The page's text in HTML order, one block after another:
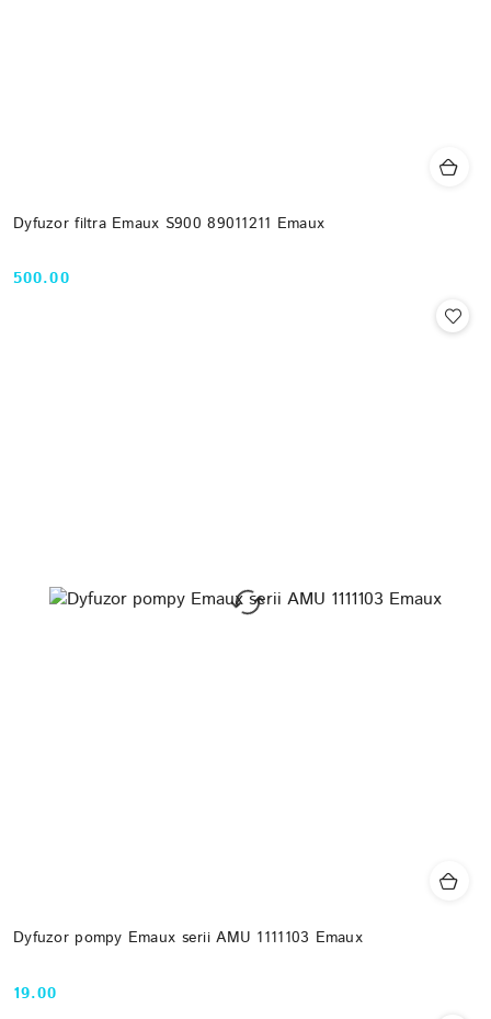
Dyfuzor filtra Emaux S900 89011211 Emaux
Cena:
500.00
Dyfuzor pompy Emaux serii AMU 1111103 Emaux
Cena:
19.00